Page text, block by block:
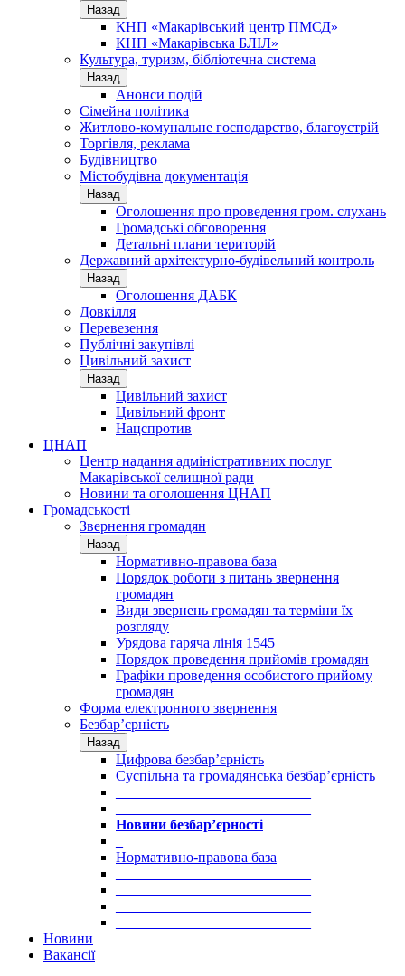
Назад
КНП «Макарівський центр ПМСД»
КНП «Макарівська БЛІЛ»
Культура, туризм, бібліотечна система
Назад
Анонси подій
Сімейна політика
Житлово-комунальне господарство, благоустрій
Торгівля, реклама
Будівництво
Містобудівна документація
Назад
Оголошення про проведення гром. слухань
Громадські обговорення
Детальні плани територій
Державний архітектурно-будівельний контроль
Назад
Оголошення ДАБК
Довкілля
Перевезення
Публічні закупівлі
Цивільний захист
Назад
Цивільний захист
Цивільний фронт
Нацспротив
ЦНАП
Центр надання адміністративних послуг
Макарівської селищної ради
Новини та оголошення ЦНАП
Громадськості
Звернення громадян
Назад
Нормативно-правова база
Порядок роботи з питань звернення
громадян
Види звернень громадян та терміни їх
розгляду
Урядова гаряча лінія 1545
Порядок проведення прийомів громадян
Графіки проведення особистого прийому
громадян
Форма електронного звернення
Безбар’єрність
Назад
Цифрова безбар’єрність
Суспільна та громадянська безбар’єрність
Новини безбар’єрності
Нормативно-правова база
Новини
Вакансії